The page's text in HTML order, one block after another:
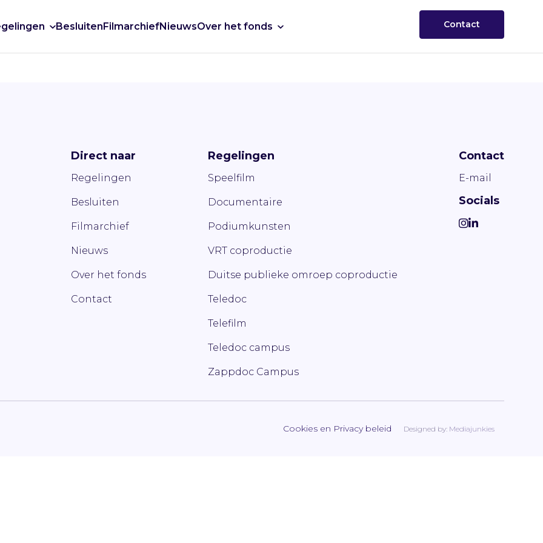
BesluitenFilmarchiefNieuwsOver het fonds Contact
Direct naar
Regelingen
Besluiten
Filmarchief
Nieuws
Over het fonds
Contact
Regelingen
Speelfilm
Documentaire
Podiumkunsten
VRT coproductie
Duitse publieke omroep coproductie
Teledoc
Telefilm
Teledoc campus
Zappdoc Campus
Contact
E-mail
Socials
Cookies en Privacy beleid Designed by: Mediajunkies